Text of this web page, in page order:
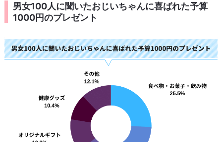
男女100人に聞いたおじいちゃんに喜ばれた予算
1000円のプレゼント